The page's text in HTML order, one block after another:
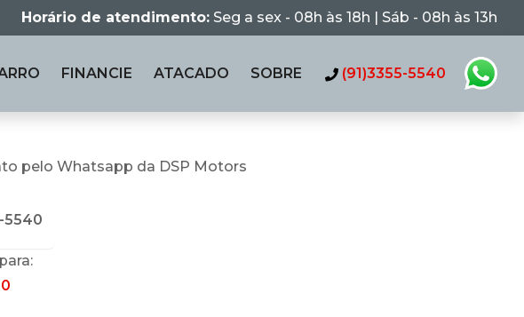
Horário de atendimento: Seg a sex - 08h às 18h | Sáb - 08h às 13h
FINANCIE ATACADO SOBRE (91)3355-5540
pelo Whatsapp da DSP Motors
5540